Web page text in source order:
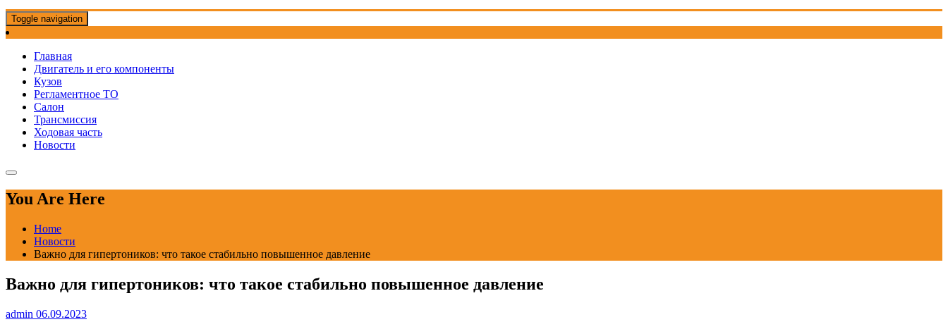
Toggle navigation
Главная
Двигатель и его компоненты
Кузов
Регламентное ТО
Салон
Трансмиссия
Ходовая часть
Новости
You Are Here
Home
Новости
Важно для гипертоников: что такое стабильно повышенное давление
Важно для гипертоников: что такое стабильно повышенное давление
admin 06.09.2023